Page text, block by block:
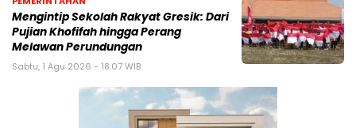
Mengintip Sekolah Rakyat Gresik: Dari
Pujian Khofifah hingga Perang
Melawan Perundungan
Sabtu, 1 Agu 2026 - 18:07 WIB